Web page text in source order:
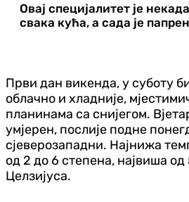
Овај специјалитет је
свака кућа, а сада је
Први дан викенда, у суботу
облачно и хладније,
планинама са снијегом.
умјерен, послије подне
сјеверозападни. Најнижа
од 2 до 6 степена, највиша
Целзијуса.